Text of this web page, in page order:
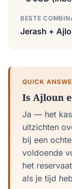
BESTE
Jerash +
QUICK
Is Ajloun
Ja — het
uitzichten
bij een
voldoende
het
als je tijd